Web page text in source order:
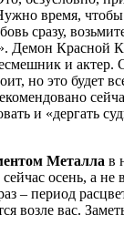
время, чтобы
сразу,
Демон Красной
и актер.
но это будет
и «дергать
Металла в
осень, а не
– период
возле вас.